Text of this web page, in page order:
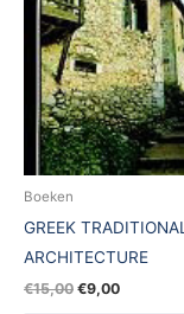
Boeken
GREEK TRADITIONAL
ARCHITECTURE
€15,00 €9,00